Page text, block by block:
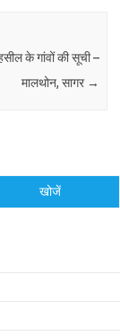
के गांवों की सूची –
मालथोन, सागर →
खोजें